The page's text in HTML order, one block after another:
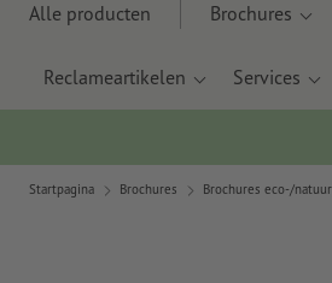
Alle producten Brochures
Reclameartikelen Services
Startpagina Brochures Brochures eco-/